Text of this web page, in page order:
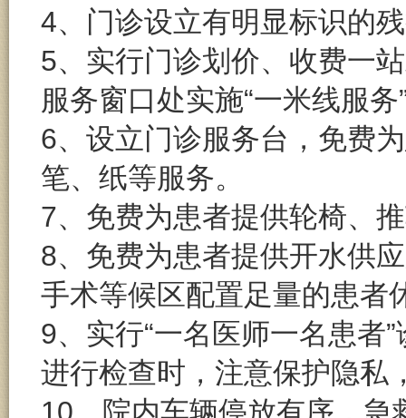
4、门诊设立有明显标识的
5、实行门诊划价、收费一
服务窗口处实施“一米线服务
6、设立门诊服务台，免费
笔、纸等服务。
7、免费为患者提供轮椅、
8、免费为患者提供开水供
手术等候区配置足量的患者
9、实行“一名医师一名患者
进行检查时，注意保护隐私